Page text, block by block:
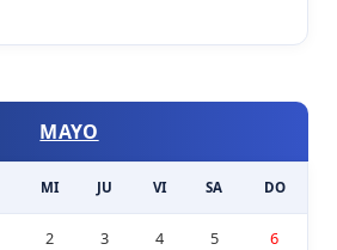
MAYO
MI JU VI SA DO
2 3 4 5 6